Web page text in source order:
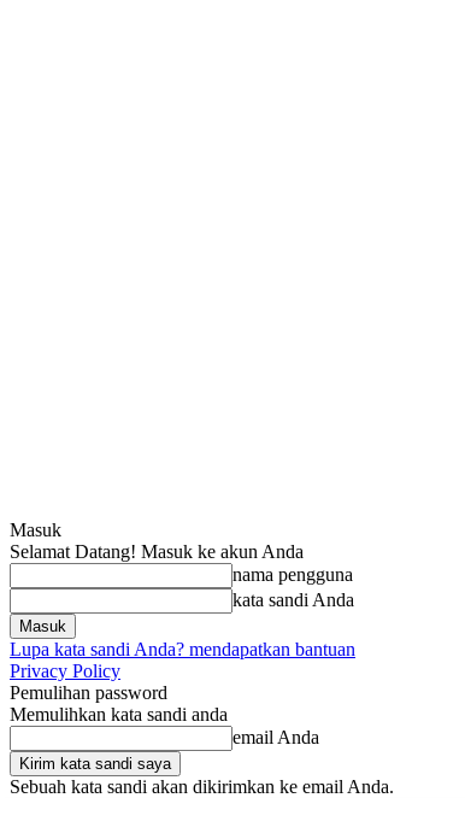
Masuk
Selamat Datang! Masuk ke akun Anda
nama pengguna
kata sandi Anda
Lupa kata sandi Anda? mendapatkan bantuan
Privacy Policy
Pemulihan password
Memulihkan kata sandi anda
email Anda
Sebuah kata sandi akan dikirimkan ke email Anda.